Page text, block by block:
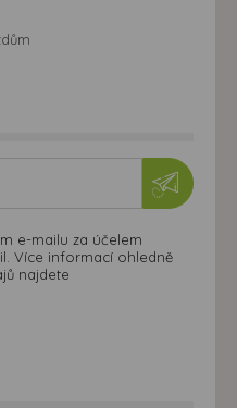
e-mailu za účelem
Více informací ohledně
najdete